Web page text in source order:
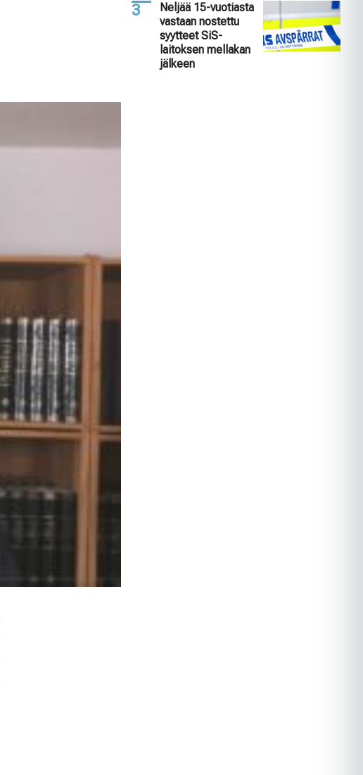
Neljää 15-vuotiasta
vastaan nostettu
syytteet SiS-
laitoksen mellakan
jälkeen